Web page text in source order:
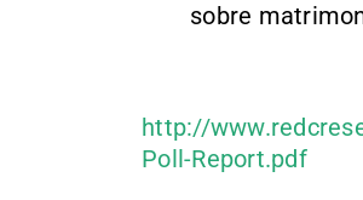
sobre
http://
Poll-Report.pdf